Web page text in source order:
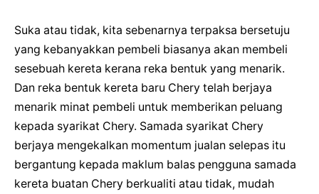
Suka atau tidak, kita sebenarnya terpaksa bersetuju
yang kebanyakkan pembeli biasanya akan membeli
sesebuah kereta kerana reka bentuk yang menarik.
Dan reka bentuk kereta baru Chery telah berjaya
menarik minat pembeli untuk memberikan peluang
kepada syarikat Chery. Samada syarikat Chery
berjaya mengekalkan momentum jualan selepas itu
bergantung kepada maklum balas pengguna samada
kereta buatan Chery berkualiti atau tidak, mudah